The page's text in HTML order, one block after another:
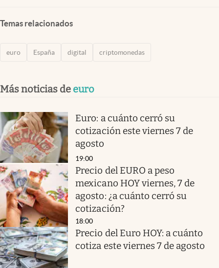
Temas relacionados
euro España digital criptomonedas
Más noticias de euro
Euro: a cuánto cerró su
cotización este viernes 7 de
agosto
19:00
Precio del EURO a peso
mexicano HOY viernes, 7 de
agosto: ¿a cuánto cerró su
cotización?
18:00
Precio del Euro HOY: a cuánto
cotiza este viernes 7 de agosto